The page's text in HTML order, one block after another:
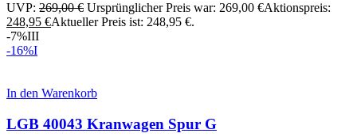
UVP: 269,00€ Ursprünglicher Preis war: 269,00 €Aktionspreis:
248,95 €Aktueller Preis ist: 248,95 €.
-7%III
-16%I
In den Warenkorb
LGB 40043 Kranwagen Spur G